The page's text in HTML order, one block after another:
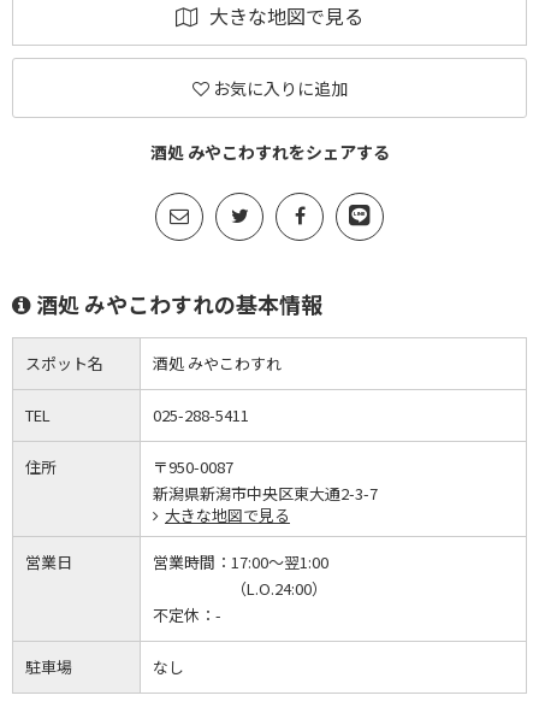
大きな地図で見る
お気に入りに追加
酒処 みやこわすれをシェアする
酒処 みやこわすれの基本情報
スポット名 酒処 みやこわすれ
TEL 025-288-5411
住所
〒950-0087
新潟県新潟市中央区東大通2-3-7
大きな地図で見る
営業日 営業時間： 17:00～翌1:00
（L.O.24:00）
不定休： -
駐車場 なし